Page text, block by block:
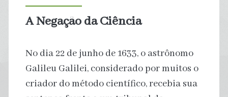
A Negação da Ciência
No dia 22 de junho de 1633, o astrônomo
Galileu Galilei, considerado por muitos o
criador do método científico, recebia sua